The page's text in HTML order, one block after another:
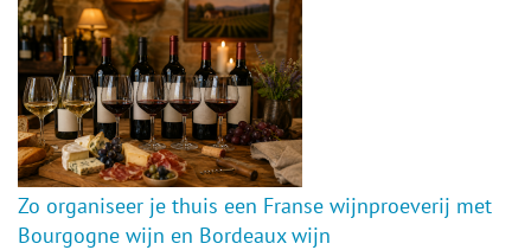
Zo organiseer je thuis een Franse wijnproeverij met
Bourgogne wijn en Bordeaux wijn